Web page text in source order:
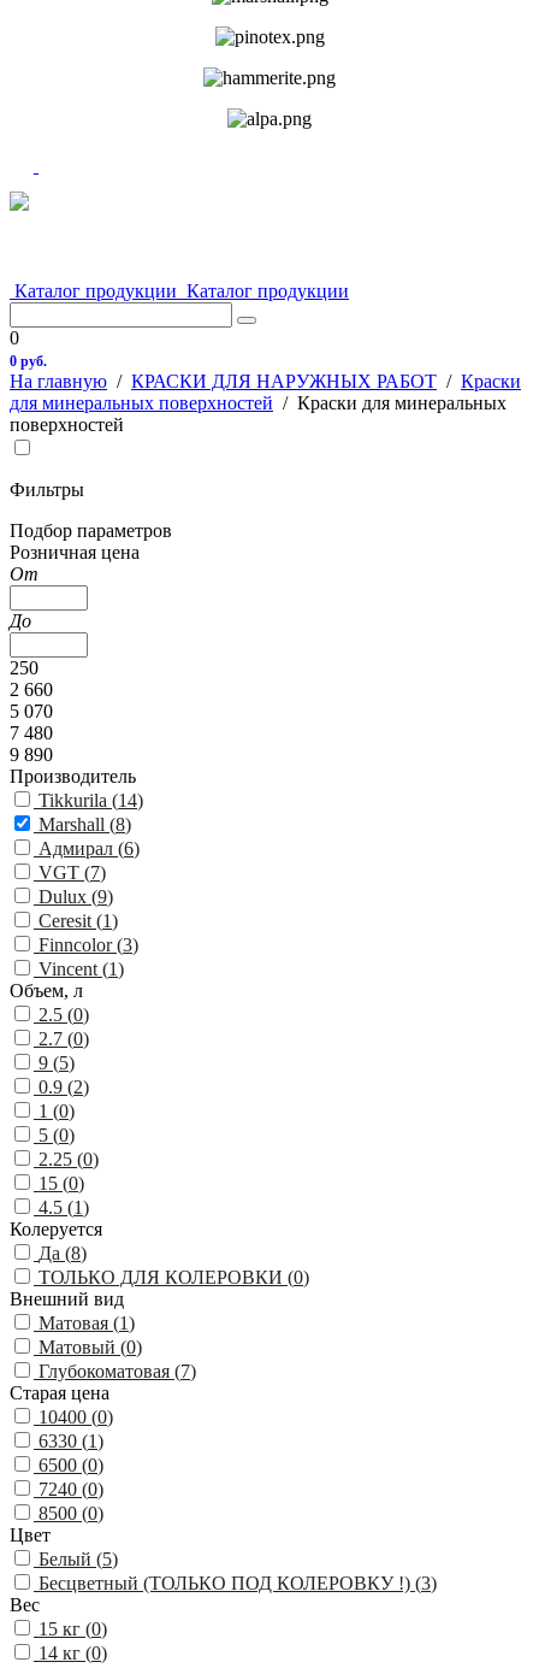
Каталог продукции Каталог продукции
0
0 руб.
На главную / КРАСКИ ДЛЯ НАРУЖНЫХ РАБОТ / Краски
для минеральных поверхностей / Краски для минеральных
поверхностей
Фильтры
Подбор параметров
Розничная цена
От
До
250
2 660
5 070
7 480
9 890
Производитель
Tikkurila (14)
Marshall (8)
Адмирал (6)
VGT (7)
Dulux (9)
Ceresit (1)
Finncolor (3)
Vincent (1)
Объем, л
2.5 (0)
2.7 (0)
9 (5)
0.9 (2)
1 (0)
5 (0)
2.25 (0)
15 (0)
4.5 (1)
Колеруется
Да (8)
ТОЛЬКО ДЛЯ КОЛЕРОВКИ (0)
Внешний вид
Матовая (1)
Матовый (0)
Глубокоматовая (7)
Старая цена
10400 (0)
6330 (1)
6500 (0)
7240 (0)
8500 (0)
Цвет
Белый (5)
Бесцветный (ТОЛЬКО ПОД КОЛЕРОВКУ !) (3)
Вес
15 кг (0)
14 кг (0)